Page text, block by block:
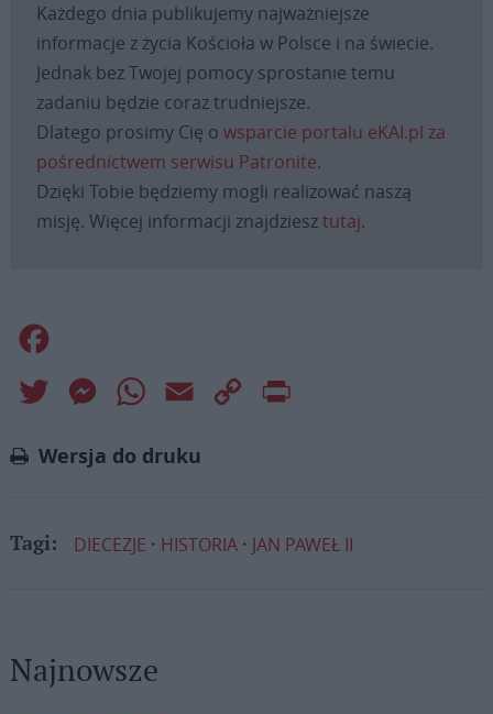
Każdego dnia publikujemy najważniejsze
informacje z życia Kościoła w Polsce i na świecie.
Jednak bez Twojej pomocy sprostanie temu
zadaniu będzie coraz trudniejsze.
Dlatego prosimy Cię o wsparcie portalu eKAI.pl za
pośrednictwem serwisu Patronite.
Dzięki Tobie będziemy mogli realizować naszą
misję. Więcej informacji znajdziesztutaj.
Twitter MessengerWhatsApp
Email
Copy
Wersja do druku
Tagi: DIECEZJE HISTORIA JAN PAWEŁ II
Najnowsze